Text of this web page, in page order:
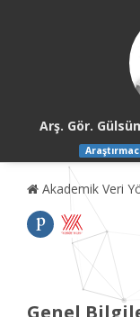
Arş. Gör.
Akademik Veri